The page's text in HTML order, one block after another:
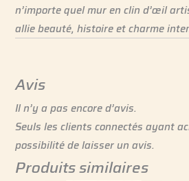
n’importe quel mur en clin d’œil
allie beauté, histoire et charme
Avis
Il n’y a pas encore d’avis.
Seuls les clients connectés ayant
possibilité de laisser un avis.
Produits similaires